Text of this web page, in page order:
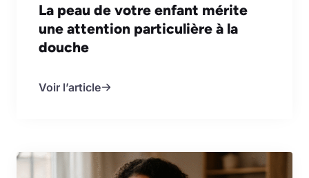
La peau de votre enfant mérite
une attention particulière à la
douche
Voir l’article